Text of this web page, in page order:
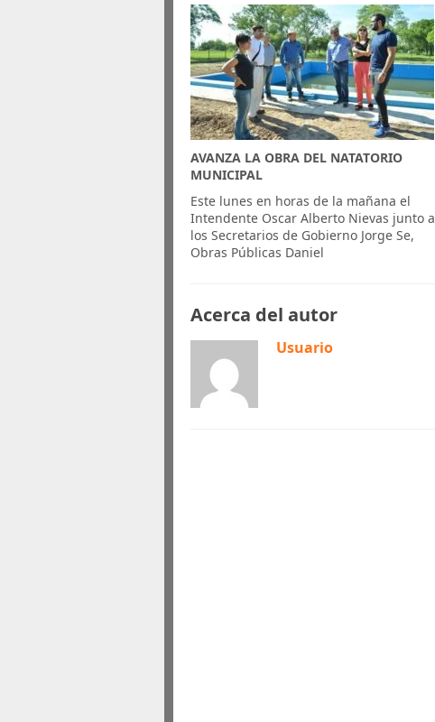
AVANZA LA OBRA DEL NATATORIO
MUNICIPAL
Este lunes en horas de la mañana el
Intendente Oscar Alberto Nievas junto a
los Secretarios de Gobierno Jorge Se,
Obras Públicas Daniel
Acerca del autor
Usuario